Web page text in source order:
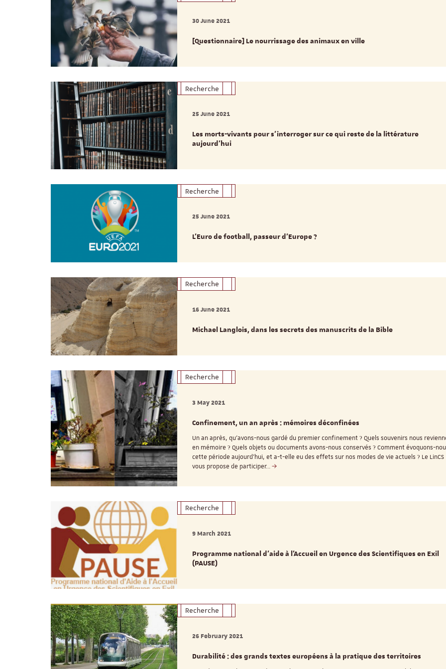
30 June 2021
[Questionnaire] Le nourrissage des animaux en ville
Recherche
25 June 2021
Les morts-vivants pour s’interroger sur ce qui reste de la littérature
aujourd’hui
Recherche
25 June 2021
L’Euro de football, passeur d’Europe ?
Recherche
16 June 2021
Michael Langlois, dans les secrets des manuscrits de la Bible
Recherche
3 May 2021
Confinement, un an après : mémoires déconfinées
Un an après, qu’avons-nous gardé du premier confinement ? Quels souvenirs nous
en mémoire ? Quels objets ou documents avons-nous conservés ? Comment évoquons-
cette période aujourd’hui, et a-t-elle eu des effets sur nos modes de vie actuels ? Le LinCS
vous propose de participer…
Recherche
9 March 2021
Programme national d’aide à l’Accueil en Urgence des Scientifiques en Exil
(PAUSE)
Recherche
26 February 2021
Durabilité : des grands textes européens à la pratique des territoires